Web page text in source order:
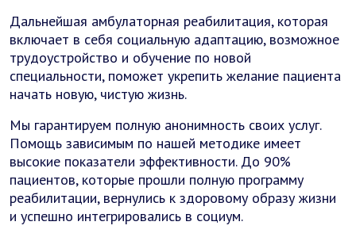
Дальнейшая амбулаторная реабилитация, которая
включает в себя социальную адаптацию, возможное
трудоустройство и обучение по новой
специальности, поможет укрепить желание пациента
начать новую, чистую жизнь.
Мы гарантируем полную анонимность своих услуг.
Помощь зависимым по нашей методике имеет
высокие показатели эффективности. До 90%
пациентов, которые прошли полную программу
реабилитации, вернулись к здоровому образу жизни
и успешно интегрировались в социум.